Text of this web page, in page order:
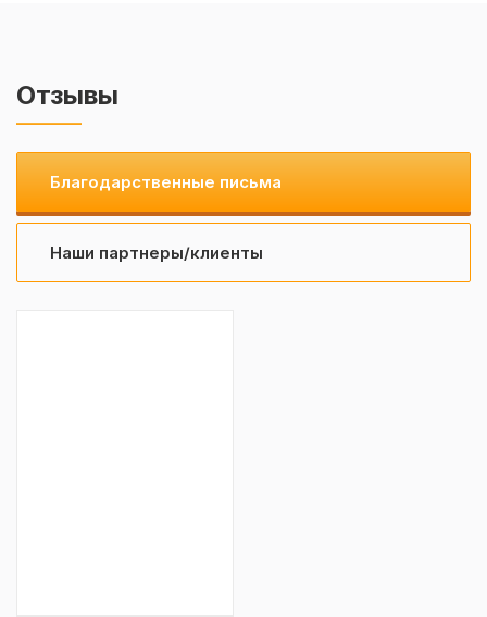
Отзывы
Благодарственные письма
Наши партнеры/клиенты